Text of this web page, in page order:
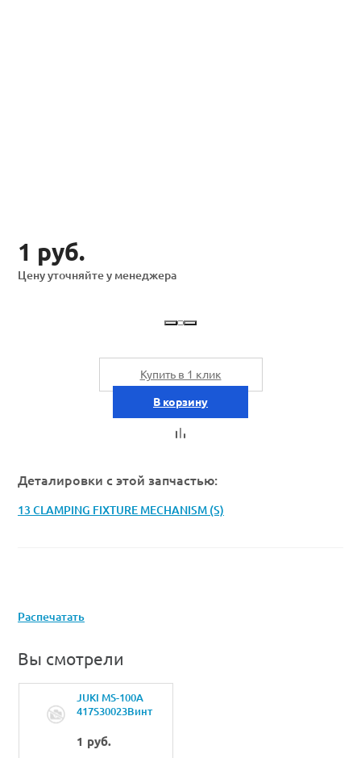
1 руб.
Цену уточняйте у менеджера
Купить в 1 клик
В корзину
Деталировки с этой запчастью:
13 CLAMPING FIXTURE MECHANISM (S)
Распечатать
Вы смотрели
JUKI MS-100A
417S30023Винт
1 руб.